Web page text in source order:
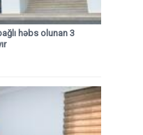
həbs olunan 3